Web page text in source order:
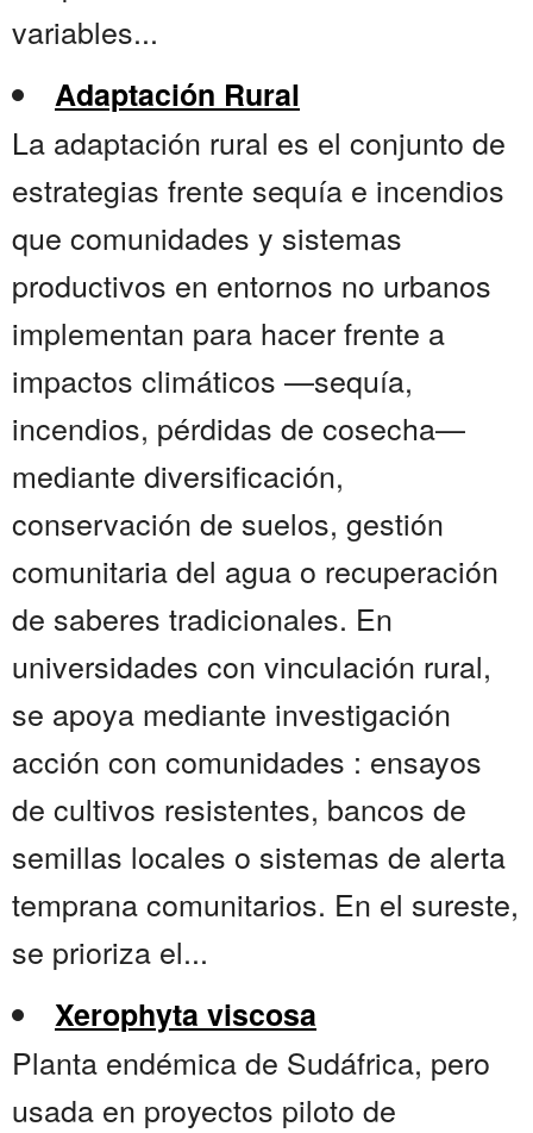
variables...
Adaptación Rural
La adaptación rural es el conjunto de
estrategias frente sequía e incendios
que comunidades y sistemas
productivos en entornos no urbanos
implementan para hacer frente a
impactos climáticos —sequía,
incendios, pérdidas de cosecha—
mediante diversificación,
conservación de suelos, gestión
comunitaria del agua o recuperación
de saberes tradicionales. En
universidades con vinculación rural,
se apoya mediante investigación
acción con comunidades : ensayos
de cultivos resistentes, bancos de
semillas locales o sistemas de alerta
temprana comunitarios. En el sureste,
se prioriza el...
Xerophyta viscosa
Planta endémica de Sudáfrica, pero
usada en proyectos piloto de